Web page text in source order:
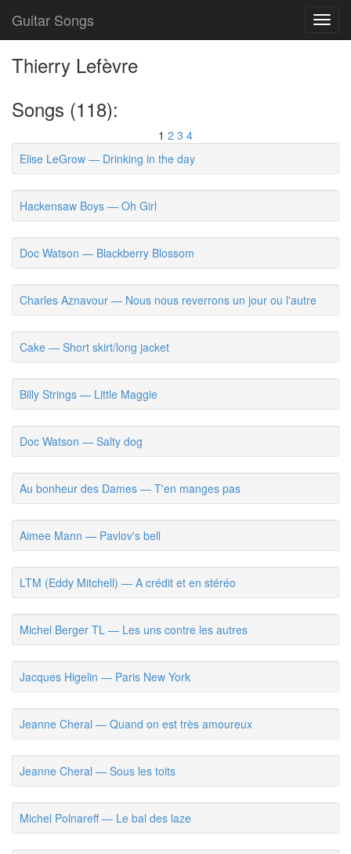
Guitar Songs
Thierry Lefèvre
Songs (118):
1 2 3 4
Elise LeGrow — Drinking in the day
Hackensaw Boys — Oh Girl
Doc Watson — Blackberry Blossom
Charles Aznavour — Nous nous reverrons un jour ou l'autre
Cake — Short skirt/long jacket
Billy Strings — Little Maggie
Doc Watson — Salty dog
Au bonheur des Dames — T'en manges pas
Aimee Mann — Pavlov's bell
LTM (Eddy Mitchell) — A crédit et en stéréo
Michel Berger TL — Les uns contre les autres
Jacques Higelin — Paris New York
Jeanne Cheral — Quand on est très amoureux
Jeanne Cheral — Sous les toits
Michel Polnareff — Le bal des laze